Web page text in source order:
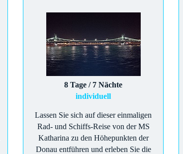
8 Tage / 7 Nächte
individuell
Lassen Sie sich auf dieser einmaligen
Rad- und Schiffs-Reise von der MS
Katharina zu den Höhepunkten der
Donau entführen und erleben Sie die